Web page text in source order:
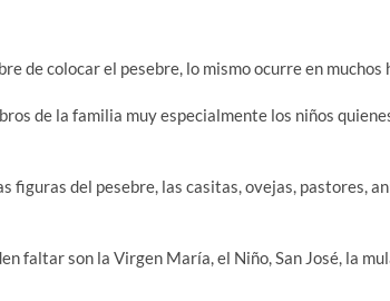
de colocar el pesebre, lo mismo ocurre en muchos
de la familia muy especialmente los niños
figuras del pesebre, las casitas, ovejas, pastores,
faltar son la Virgen María, el Niño, San José, la